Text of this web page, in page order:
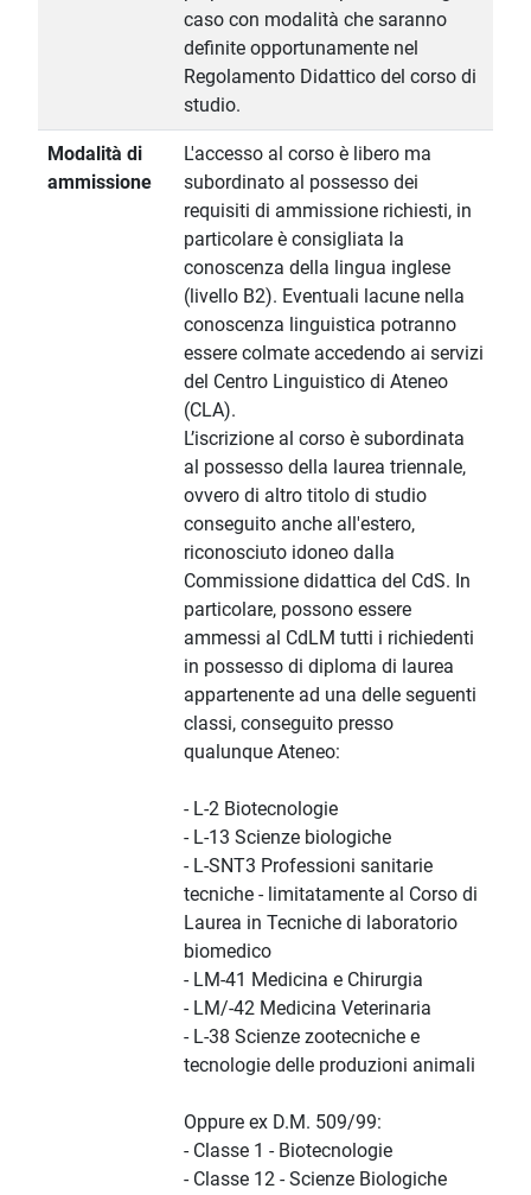
caso con modalità che saranno
definite opportunamente nel
Regolamento Didattico del corso di
studio.
Modalità di
ammissione
L'accesso al corso è libero ma
subordinato al possesso dei
requisiti di ammissione richiesti, in
particolare è consigliata la
conoscenza della lingua inglese
(livello B2). Eventuali lacune nella
conoscenza linguistica potranno
essere colmate accedendo ai servizi
del Centro Linguistico di Ateneo
(CLA).
L’iscrizione al corso è subordinata
al possesso della laurea triennale,
ovvero di altro titolo di studio
conseguito anche all'estero,
riconosciuto idoneo dalla
Commissione didattica del CdS. In
particolare, possono essere
ammessi al CdLM tutti i richiedenti
in possesso di diploma di laurea
appartenente ad una delle seguenti
classi, conseguito presso
qualunque Ateneo:
- L-2 Biotecnologie
- L-13 Scienze biologiche
- L-SNT3 Professioni sanitarie
tecniche - limitatamente al Corso di
Laurea in Tecniche di laboratorio
biomedico
- LM-41 Medicina e Chirurgia
- LM/-42 Medicina Veterinaria
- L-38 Scienze zootecniche e
tecnologie delle produzioni animali
Oppure ex D.M. 509/99:
- Classe 1 - Biotecnologie
- Classe 12 - Scienze Biologiche